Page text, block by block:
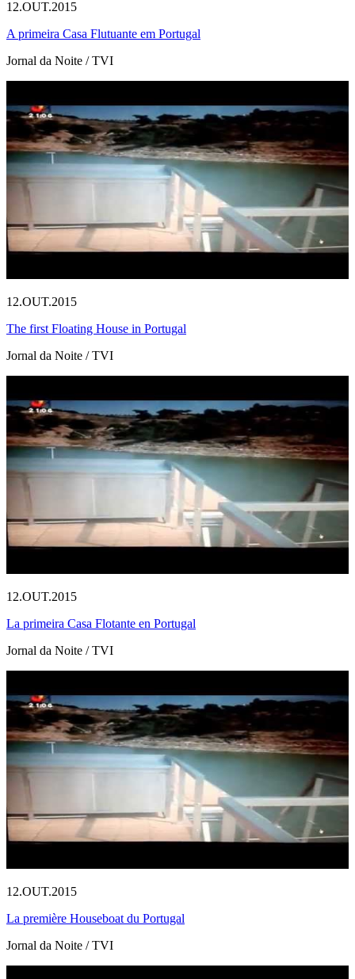
12.OUT.2015
A primeira Casa Flutuante em Portugal
Jornal da Noite / TVI
12.OUT.2015
The first Floating House in Portugal
Jornal da Noite / TVI
12.OUT.2015
La primeira Casa Flotante en Portugal
Jornal da Noite / TVI
12.OUT.2015
La première Houseboat du Portugal
Jornal da Noite / TVI